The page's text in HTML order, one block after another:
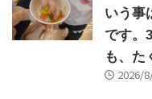
いう事
です。
も、た
2026/